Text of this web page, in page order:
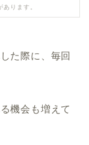
ります。
た際に、毎回
機会も増えて